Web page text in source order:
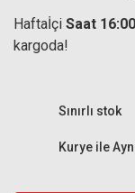
Haftaİçi Saat
kargoda!
Kurye ile
Sınırlı stok